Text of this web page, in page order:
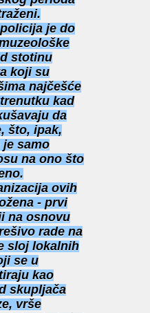
je do
stotinu
koji su
najčešće
kad
da
što, ipak,
samo
na ono što
ovih
- prvi
na osnovu
rade na
sloj lokalnih
se u
kao
skupljača
vrše